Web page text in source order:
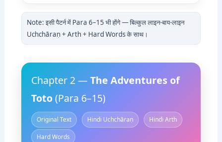
Note: इसी पैटर्न में Para 6–15 भी होंगे — बिल्कुल लाइन-बाय-लाइन
Uchchāraṇ + Arth + Hard Words के साथ।
Chapter 2 — The Adventures of
Toto(Para 6–15)
Original Text Hindi Uchchāraṇ Hindi Arth
Hard Words